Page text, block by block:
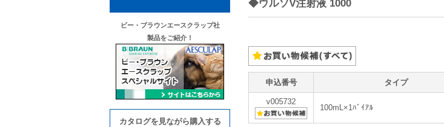
ビー・ブラウンエースクラップ社
製品をご紹介！
カタログを見ながら購入する
◆ウルソV注射液 1000
申込番号 タイプ
v005732
100mL×1ﾊﾞｲｱﾙ